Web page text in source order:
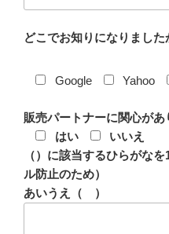
どこでお知りになりました
Google Yahoo
販売パートナーに関心が
はい
いいえ
（）に該当するひらがな
ル防止のため）
あいうえ（ ）